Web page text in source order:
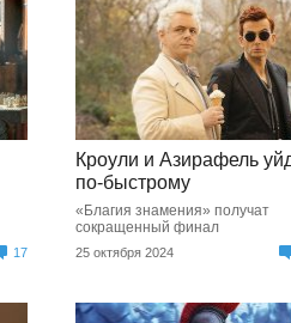
17
Кроули и Азирафель
по-быстрому
«Благия знамения» получат
сокращенный финал
25 октября 2024